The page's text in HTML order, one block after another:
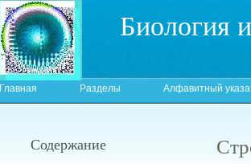
Биология
Главная Разделы Алфавитный
Содержание